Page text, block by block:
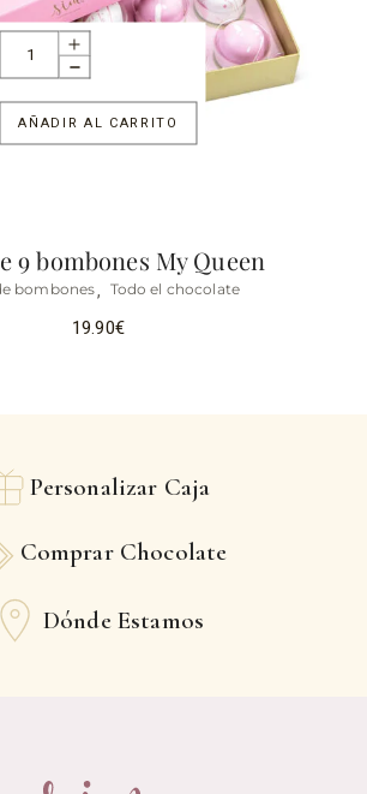
AÑADIR AL CARRITO
9 bombones My Queen
bombones Todo el chocolate
19.90€
Personalizar Caja
Comprar Chocolate
Dónde Estamos